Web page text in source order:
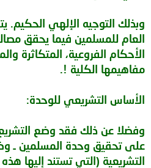
وبذلك التوجيه الإلهي الحكيم.
العام للمسلمين فيما يحقق
الأحكام الفروعية، المتكاثرة
مفاهيمها الكلية !.
الأساس التشريعي للوحدة:
وفضلا عن ذلك فقد وضع
على تحقيق وحدة المسلمين ـ
التشريعية (التي تستند إليها